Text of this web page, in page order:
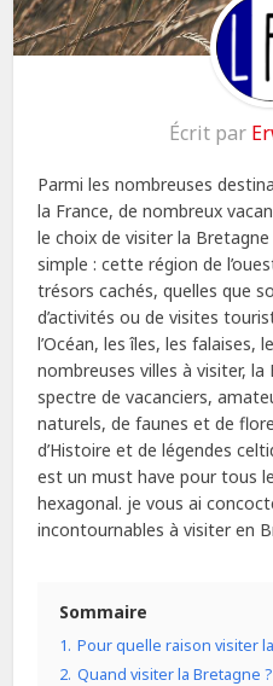
Écrit par
Parmi les nombreuses
la France, de nombreux
le choix de visiter la
simple : cette région de
trésors cachés, quelles que
d’activités ou de visites
l’Océan, les îles, les falaises,
nombreuses villes à visiter, la
spectre de vacanciers,
naturels, de faunes et de
d’Histoire et de légendes
est un must have pour tous
hexagonal. je vous ai
incontournables à visiter en
Sommaire
1. Pour quelle raison visiter
2. Quand visiter la Bretagne ?